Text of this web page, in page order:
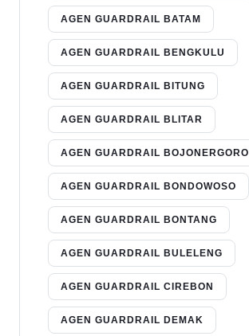
AGEN GUARDRAIL BATAM
AGEN GUARDRAIL BENGKULU
AGEN GUARDRAIL BITUNG
AGEN GUARDRAIL BLITAR
AGEN GUARDRAIL BOJONERGORO
AGEN GUARDRAIL BONDOWOSO
AGEN GUARDRAIL BONTANG
AGEN GUARDRAIL BULELENG
AGEN GUARDRAIL CIREBON
AGEN GUARDRAIL DEMAK